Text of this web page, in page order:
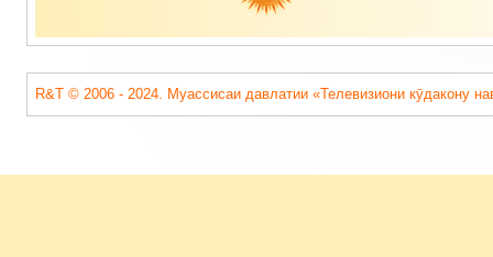
R&T © 2006 - 2024. Муассисаи давлатии «Телевизиони кӯдакону